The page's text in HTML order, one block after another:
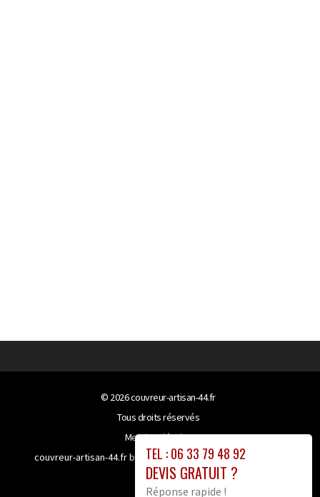
TEL : 06 33 79 48 92
DEVIS GRATUIT ?
Réponse rapide !
© 2026couvreur-artisan-44.fr
Tous droits réservés
Mentions légales
couvreur-artisan-44.fr bénéficie de la technologie
site proxy